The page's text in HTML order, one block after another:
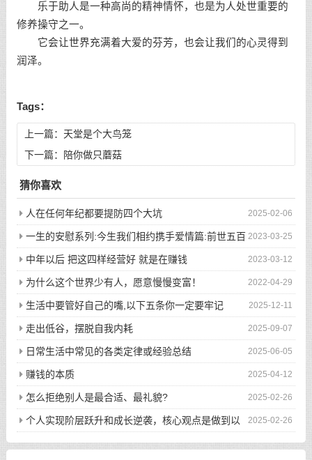
乐于助人是一种高尚的精神情怀，也是为人处世重要的
修养操守之一。
它会让世界充满着大爱的芬芳，也会让我们的心灵得到
润泽。
Tags：
上一篇： 天堂是个大鸟笼
下一篇：
陪你做只蘑菇
猜你喜欢
2025-02-06
人在任何年纪都要提防四个大坑
2023-03-25
一生的安慰系列:今生我们相约携手爱情篇:前世五百
次的回眸才换来今生的相遇
2023-03-12
中年以后 把这四样经营好 就是在赚钱
2022-04-29
为什么这个世界少有人，愿意慢慢变富！
2025-12-11
生活中要管好自己的嘴,以下五条你一定要牢记
2025-09-07
走出低谷，摆脱自我内耗
2025-06-05
日常生活中常见的各类定律或经验总结
2025-04-12
赚钱的本质
2025-02-26
怎么拒绝别人是最合适、最礼貌?
2025-02-26
个人实现阶层跃升和成长逆袭，核心观点是做到以
下八件事